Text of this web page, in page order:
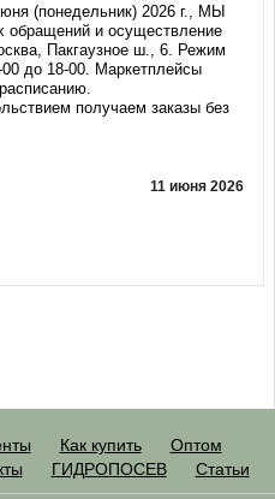
(понедельник) 2026 г., МЫ
и осуществление
Пакгаузное ш., 6. Режим
00 до 18-00. Маркетплейсы
получаем заказы без
11 июня 2026
Как купить
Оптом
ГИДРОПОСЕВ Статьи